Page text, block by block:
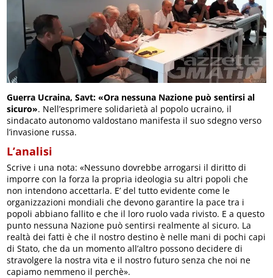
Guerra Ucraina, Savt: «Ora nessuna Nazione può sentirsi al
sicuro». Nell’esprimere solidarietà al popolo ucraino, il
sindacato autonomo valdostano manifesta il suo sdegno verso
l’invasione russa.
L’analisi
Scrive i una nota: «Nessuno dovrebbe arrogarsi il diritto di
imporre con la forza la propria ideologia su altri popoli che
non intendono accettarla. E’ del tutto evidente come le
organizzazioni mondiali che devono garantire la pace tra i
popoli abbiano fallito e che il loro ruolo vada rivisto. E a questo
punto nessuna Nazione può sentirsi realmente al sicuro. La
realtà dei fatti è che il nostro destino è nelle mani di pochi capi
di Stato, che da un momento all’altro possono decidere di
stravolgere la nostra vita e il nostro futuro senza che noi ne
capiamo nemmeno il perchè».